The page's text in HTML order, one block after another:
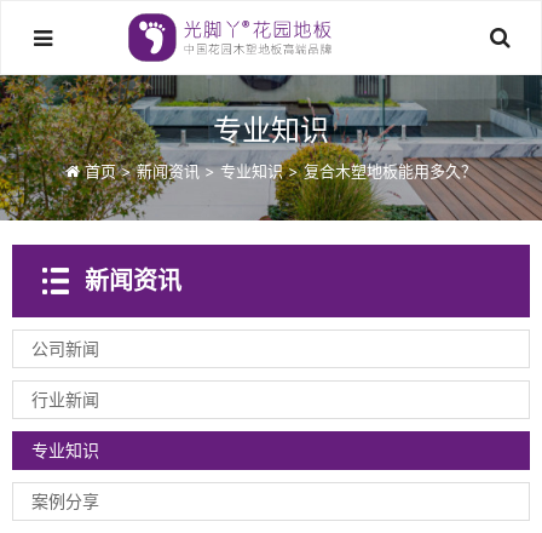
专业知识
首页 >新闻资讯 >专业知识 >复合木塑地板能用多久？
新闻资讯
公司新闻
行业新闻
专业知识
案例分享